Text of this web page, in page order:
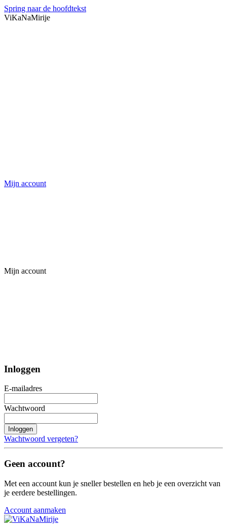
Spring naar de hoofdtekst
ViKaNaMirije
Mijn account
Mijn account
Inloggen
E-mailadres
Wachtwoord
Inloggen
Wachtwoord vergeten?
Geen account?
Met een account kun je sneller bestellen en heb je een overzicht van
je eerdere bestellingen.
Account aanmaken